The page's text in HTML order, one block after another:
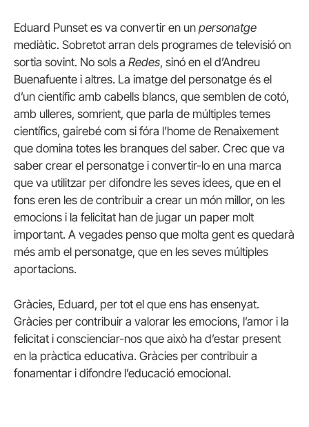
Eduard Punset es va convertir en un personatge
mediàtic. Sobretot arran dels programes de televisió on
sortia sovint. No sols a Redes, sinó en el d’Andreu
Buenafuente i altres. La imatge del personatge és el
d’un científic amb cabells blancs, que semblen de cotó,
amb ulleres, somrient, que parla de múltiples temes
científics, gairebé com si fóra l’home de Renaixement
que domina totes les branques del saber. Crec que va
saber crear el personatge i convertir-lo en una marca
que va utilitzar per difondre les seves idees, que en el
fons eren les de contribuir a crear un món millor, on les
emocions i la felicitat han de jugar un paper molt
important. A vegades penso que molta gent es quedarà
més amb el personatge, que en les seves múltiples
aportacions.
Gràcies, Eduard, per tot el que ens has ensenyat.
Gràcies per contribuir a valorar les emocions, l’amor i la
felicitat i conscienciar-nos que això ha d’estar present
en la pràctica educativa. Gràcies per contribuir a
fonamentar i difondre l’educació emocional.